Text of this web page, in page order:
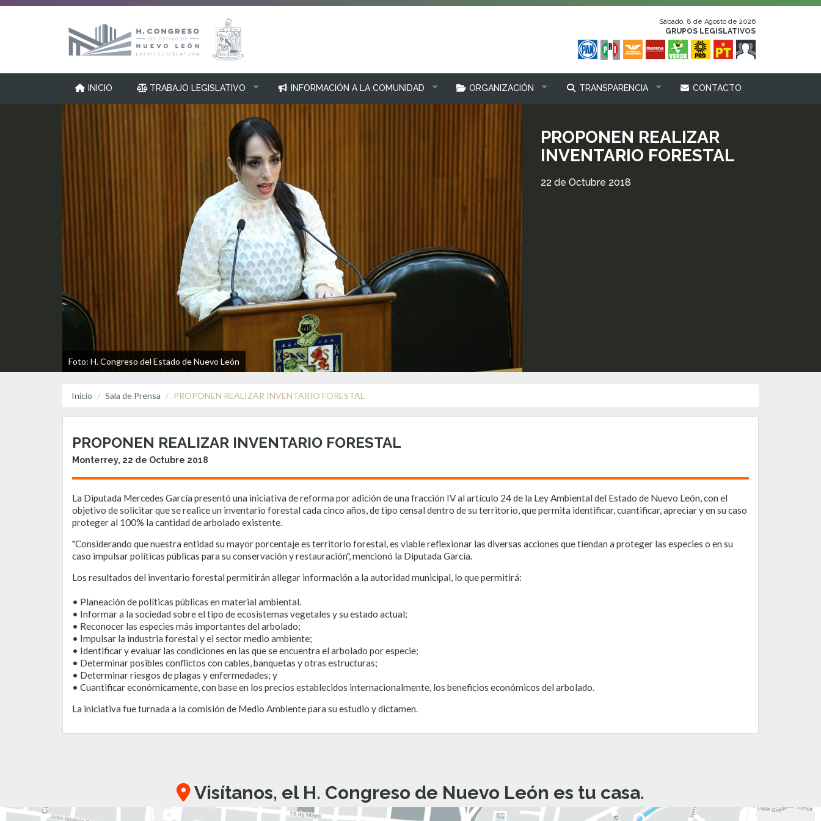
Sábado, 8 de Agosto de 2026
GRUPOS LEGISLATIVOS
INICIO TRABAJO LEGISLATIVO INFORMACIÓN A LA COMUNIDAD ORGANIZACIÓN TRANSPARENCIA CONTACTO
Foto: H. Congreso del Estado de Nuevo León
PROPONEN REALIZAR
INVENTARIO FORESTAL
22 de Octubre 2018
Inicio Sala de Prensa PROPONEN REALIZAR INVENTARIO FORESTAL
PROPONEN REALIZAR INVENTARIO FORESTAL
Monterrey, 22 de Octubre 2018
La Diputada Mercedes García presentó una iniciativa de reforma por adición de una fracción IV al artículo 24 de la Ley Ambiental del Estado de Nuevo León, con el
objetivo de solicitar que se realice un inventario forestal cada cinco años, de tipo censal dentro de su territorio, que permita identificar, cuantificar, apreciar y en su caso
proteger al 100% la cantidad de arbolado existente.
"Considerando que nuestra entidad su mayor porcentaje es territorio forestal, es viable reflexionar las diversas acciones que tiendan a proteger las especies o en su
caso impulsar políticas públicas para su conservación y restauración", mencionó la Diputada García.
Los resultados del inventario forestal permitirán allegar información a la autoridad municipal, lo que permitirá:
• Planeación de políticas públicas en material ambiental.
• Informar a la sociedad sobre el tipo de ecosistemas vegetales y su estado actual;
• Reconocer las especies más importantes del arbolado;
• Impulsar la industria forestal y el sector medio ambiente;
• Identificar y evaluar las condiciones en las que se encuentra el arbolado por especie;
• Determinar posibles conflictos con cables, banquetas y otras estructuras;
• Determinar riesgos de plagas y enfermedades; y
• Cuantificar económicamente, con base en los precios establecidos internacionalmente, los beneficios económicos del arbolado.
La iniciativa fue turnada a la comisión de Medio Ambiente para su estudio y dictamen.
Visítanos, el H. Congreso de Nuevo León es tu casa.